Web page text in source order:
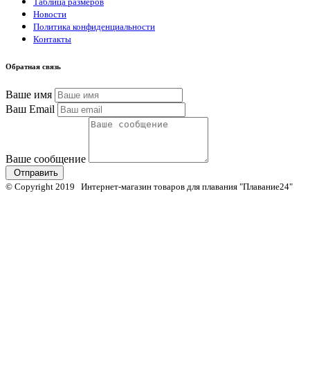
Новости
Политика конфиденциальности
Контакты
Обратная связь
Ваше имя
Ваш Email
Ваше сообщение
Отправить
© Copyright 2019 Интернет-магазин товаров для плавания "Плавание24"